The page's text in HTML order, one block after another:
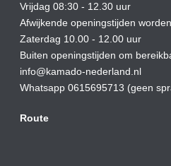
Vrijdag 08:30 - 12.30 uur
Afwijkende openingstijden
Zaterdag 10.00 - 12.00 uur
Buiten openingstijden om
info@kamado-nederland.nl
Whatsapp 0615695713 (geen
Route